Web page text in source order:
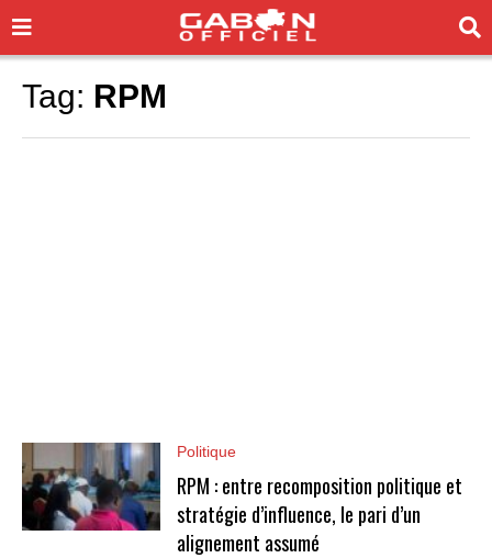
Tag: RPM
Politique
RPM : entre recomposition politique et
stratégie d’influence, le pari d’un
alignement assumé